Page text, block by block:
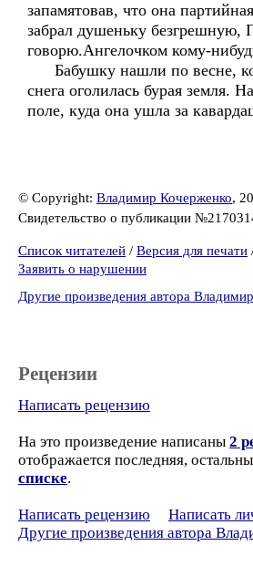
запамятовав, что она
забрал душеньку безгрешную,
говорю.Ангелочком кому-
Бабушку нашли по весне,
снега оголилась бурая земля.
поле, куда она ушла за
© Copyright: Владимир Кочерженко,
Свидетельство о публикации
Список читателей / Версия для печати
Заявить о нарушении
Другие произведения автора
Рецензии
Написать рецензию
На это произведение написаны 2
отображается последняя,
списке.
Написать рецензию
Написать
Другие произведения автора